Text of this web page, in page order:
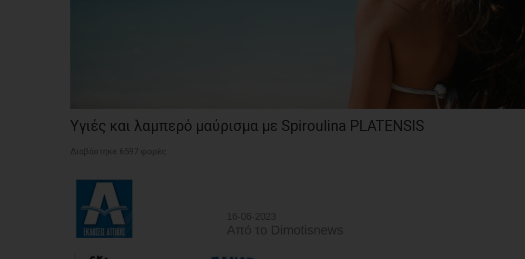
Υγιές και λαμπερό μαύρισμα με Spiroulina PLATENSIS
Διαβάστηκε 6597 φορές
16-06-2023
Από τo Dimotisnews